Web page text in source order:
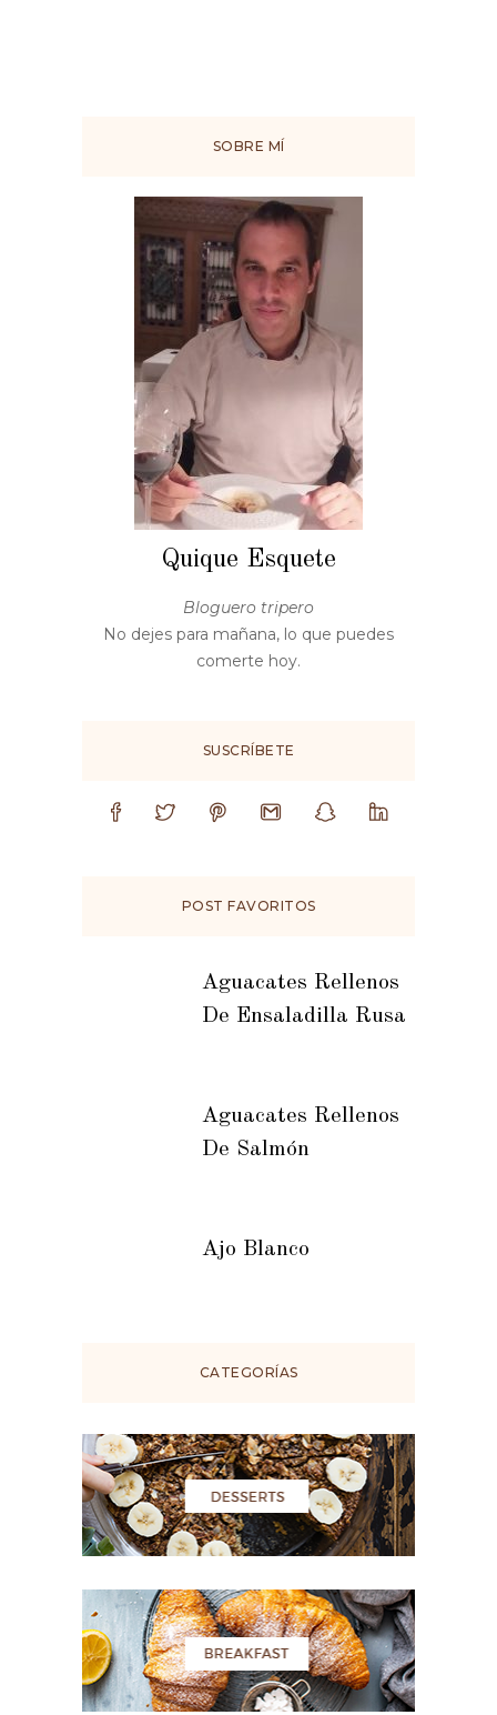
SOBRE MÍ
Quique Esquete
Bloguero tripero
No dejes para mañana, lo que puedes
comerte hoy.
SUSCRÍBETE
POST FAVORITOS
Aguacates Rellenos
De Ensaladilla Rusa
Aguacates Rellenos
De Salmón
Ajo Blanco
CATEGORÍAS